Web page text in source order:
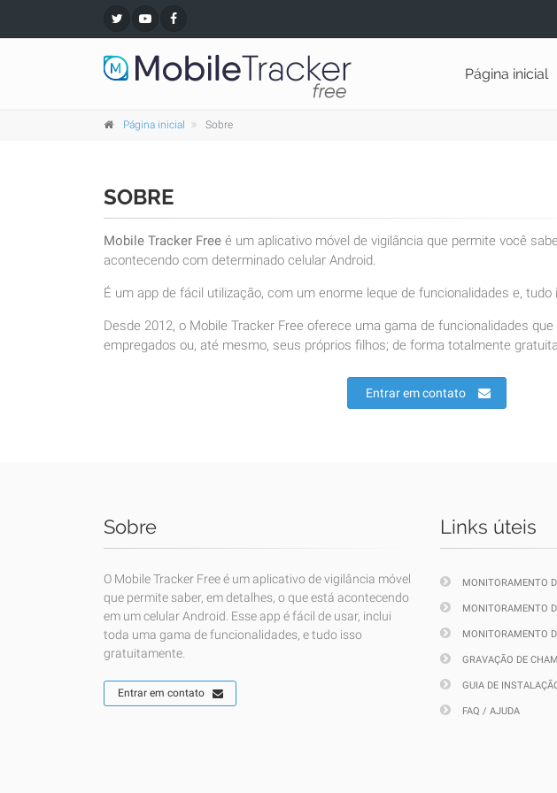
Página inicial
Página inicial Sobre
SOBRE
Mobile Tracker Free é um aplicativo móvel de vigilância que permite você
acontecendo com determinado celular Android.
É um app de fácil utilização, com um enorme leque de funcionalidades e, tudo
Desde 2012, o Mobile Tracker Free oferece uma gama de funcionalidades
empregados ou, até mesmo, seus próprios filhos; de forma totalmente
Entrar em contato
Sobre
O Mobile Tracker Free é um aplicativo de vigilância móvel
que permite saber, em detalhes, o que está acontecendo
em um celular Android. Esse app é fácil de usar, inclui
toda uma gama de funcionalidades, e tudo isso
gratuitamente.
Entrar em contato
Links úteis
MONITORAMENTO
MONITORAMENTO
MONITORAMENTO
GRAVAÇÃO DE
GUIA DE
FAQ / AJUDA